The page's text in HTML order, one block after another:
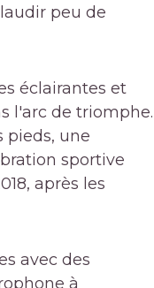
peu de
éclairantes et
l'arc de triomphe.
pieds, une
sportive
après les
avec des
à